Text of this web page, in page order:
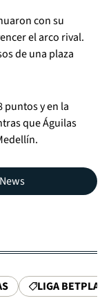
con su
el arco rival.
de una plaza
puntos y en la
que Águilas
LIGA BETPLAY